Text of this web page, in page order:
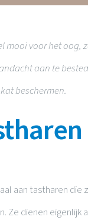
mooi voor het
aan te
beschermen.
aan tastharen
Ze dienen eigenlijk